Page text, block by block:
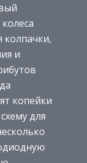
колпачки,
и
копейки
для